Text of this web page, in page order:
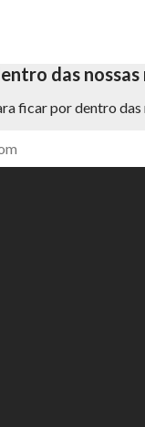
das
ficar por dentro das